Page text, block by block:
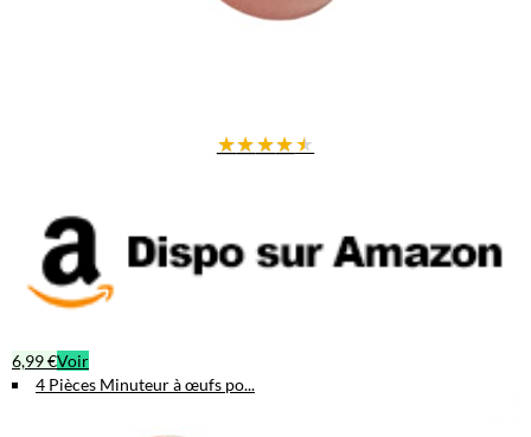
★★★★★
6,99 €Voir
4 Pièces Minuteur à œufs po...